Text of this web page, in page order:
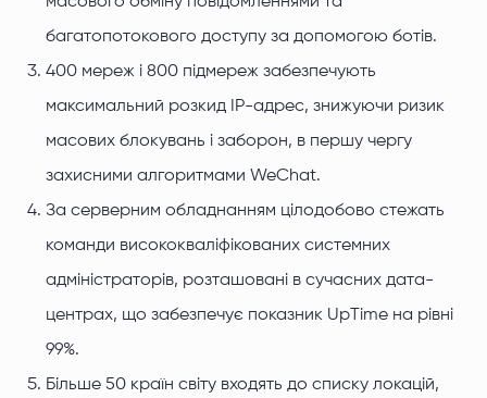
багатопотокового доступу за допомогою ботів.
400 мереж і 800 підмереж забезпечують
максимальний розкид IP-адрес, знижуючи ризик
масових блокувань і заборон, в першу чергу
захисними алгоритмами WeChat.
За серверним обладнанням цілодобово стежать
команди висококваліфікованих системних
адміністраторів, розташовані в сучасних дата-
центрах, що забезпечує показник UpTime на рівні
99%.
Більше 50 країн світу входять до списку локацій,